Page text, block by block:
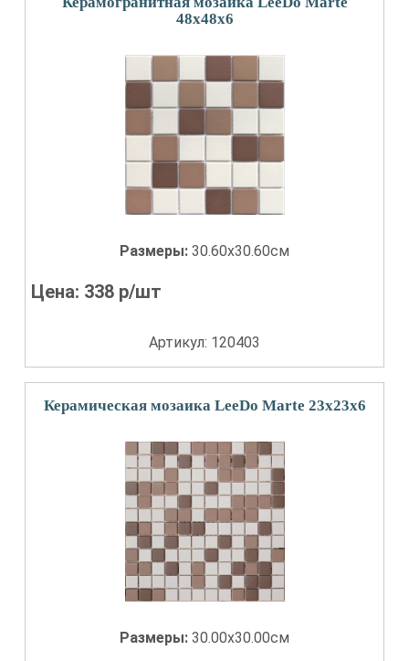
48x48x6
Размеры: 30.60x30.60см
Цена: 338 р/шт
Артикул: 120403
Керамическая мозаика LeeDo Marte 23x23x6
Размеры: 30.00x30.00см